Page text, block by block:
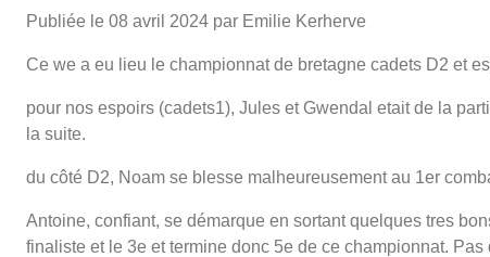
Publiée le 08 avril 2024 par Emilie Kerherve
Ce we a eu lieu le championnat de bretagne cadets D2 et
pour nos espoirs (cadets1), Jules et Gwendal etait de la
la suite.
du côté D2, Noam se blesse malheureusement au 1er
Antoine, confiant, se démarque en sortant quelques tres
finaliste et le 3e et termine donc 5e de ce championnat.